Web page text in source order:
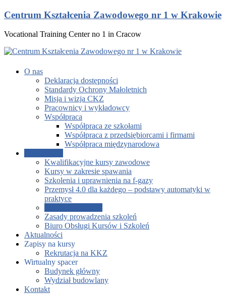
Centrum Kształcenia Zawodowego nr 1 w Krakowie
Vocational Training Center no 1 in Cracow
O nas
Deklaracja dostępności
Standardy Ochrony Małoletnich
Misja i wizja CKZ
Pracownicy i wykładowcy
Współpraca
Współpraca ze szkołami
Współpraca z przedsiębiorcami i firmami
Współpraca międzynarodowa
Kwalifikacyjne kursy zawodowe
Kursy w zakresie spawania
Szkolenia i uprawnienia na f-gazy
Przemysł 4.0 dla każdego – podstawy automatyki w
praktyce
Zasady prowadzenia szkoleń
Biuro Obsługi Kursów i Szkoleń
Aktualności
Zapisy na kursy
Rekrutacja na KKZ
Wirtualny spacer
Budynek główny
Wydział budowlany
Kontakt